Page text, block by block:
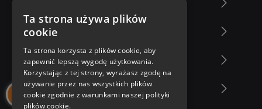
Zakupy u nas
Nasza oferta
Nasi autorzy
Ta strona używa plików
cookie
Ta strona korzysta z plików cookie, aby
zapewnić lepszą wygodę użytkowania.
Korzystając z tej strony, wyrażasz zgodę na
używanie przez nas wszystkich plików
cookie zgodnie z warunkami naszej polityki
plików cookie.